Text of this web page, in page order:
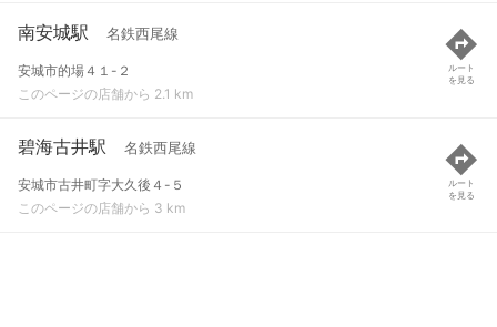
南安城駅 名鉄西尾線
安城市的場４１-２
このページの店舗から 2.1 km
ルート
を見る
碧海古井駅 名鉄西尾線
安城市古井町字大久後４-５
このページの店舗から 3 km
ルート
を見る